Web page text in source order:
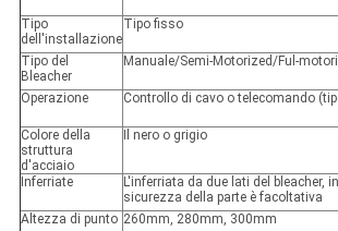
Tipo
dell'installazione
Tipo fisso
Tipo del
Bleacher
Manuale/Semi-Motorized/Ful-
Operazione Controllo di cavo o telecomando
Colore della
struttura
d'acciaio
Il nero o grigio
Inferriate
L'inferriata da due lati del bleacher,
sicurezza della parte è facoltativa
Altezza di punto 260mm, 280mm, 300mm